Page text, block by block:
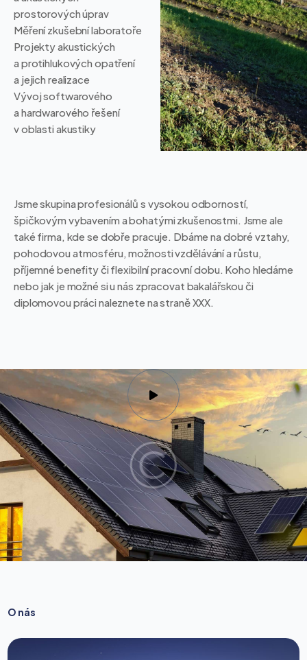
prostorových úprav
Měření zkušební laboratoře
Projekty akustických
a protihlukových opatření
a jejich realizace
Vývoj softwarového
a hardwarového řešení
v oblasti akustiky
Jsme skupina profesionálů s vysokou odborností,
špičkovým vybavením a bohatými zkušenostmi. Jsme ale
také firma, kde se dobře pracuje. Dbáme na dobré vztahy,
pohodovou atmosféru, možnosti vzdělávání a růstu,
příjemné benefity či flexibilní pracovní dobu. Koho hledáme
nebo jak je možné si u nás zpracovat bakalářskou či
diplomovou práci naleznete na straně XXX.
O nás